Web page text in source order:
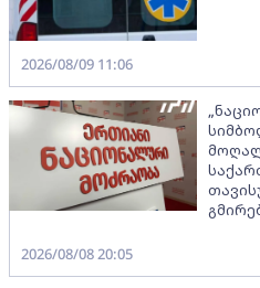
2026/08/09 11:06
2026/08/08 20:05